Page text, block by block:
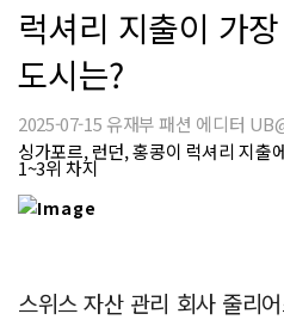
럭셔리 지출이 가
도시는?
2025-07-15 유재부 패션 에디터
싱가포르, 런던, 홍콩이 럭셔리 지출
1~3위 차지
스위스 자산 관리 회사 줄리